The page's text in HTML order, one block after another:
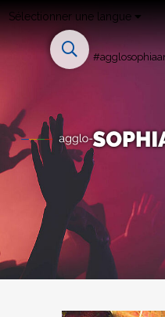
Sélectionner une langue